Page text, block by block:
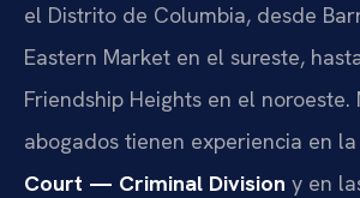
el Distrito de Columbia, desde
Eastern Market en el sureste,
Friendship Heights en el noroeste.
abogados tienen experiencia en la
Court — Criminal Division y en